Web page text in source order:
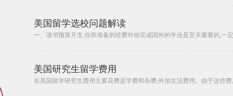
美国留学选校问题解读
一、读书预算开支,你所准备的经费对你完成国外的学业是至关重要的,一
美国研究生留学费用
在美国留学研究生费用主要花费是学费和杂费,外加生活费用。由于这些费